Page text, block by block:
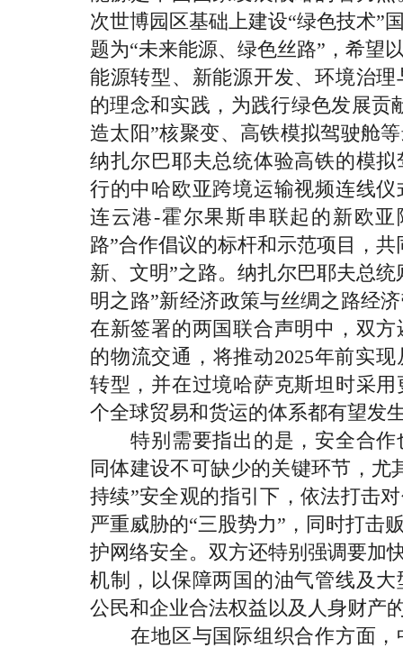
次世博园区基础上建设“绿色技术”
题为“未来能源、绿色丝路”，希望
能源转型、新能源开发、环境治
的理念和实践，为践行绿色发展贡
造太阳”核聚变、高铁模拟驾驶舱
纳扎尔巴耶夫总统体验高铁的模
行的中哈欧亚跨境运输视频连线
连云港-霍尔果斯串联起的新欧
路”合作倡议的标杆和示范项目，
新、文明”之路。纳扎尔巴耶夫总
明之路”新经济政策与丝绸之路经
在新签署的两国联合声明中，双
的物流交通，将推动2025年前实
转型，并在过境哈萨克斯坦时采
个全球贸易和货运的体系都有望发
特别需要指出的是，安全合作
同体建设不可缺少的关键环节，尤
持续”安全观的指引下，依法打击
严重威胁的“三股势力”，同时打击
护网络安全。双方还特别强调要加
机制，以保障两国的油气管线及
公民和企业合法权益以及人身财产
在地区与国际组织合作方面，